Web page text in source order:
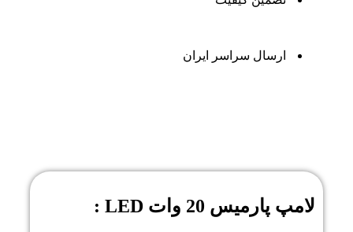
ارسال سراسر ایران
لامپ پارمیس 20 وات LED :